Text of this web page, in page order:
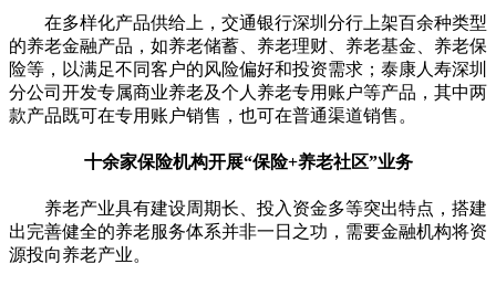
在多样化产品供给上，交通银行深圳分行上架百余种类型
的养老金融产品，如养老储蓄、养老理财、养老基金、养老保
险等，以满足不同客户的风险偏好和投资需求；泰康人寿深圳
分公司开发专属商业养老及个人养老专用账户等产品，其中两
款产品既可在专用账户销售，也可在普通渠道销售。
十余家保险机构开展“保险+养老社区”业务
养老产业具有建设周期长、投入资金多等突出特点，搭建
出完善健全的养老服务体系并非一日之功，需要金融机构将资
源投向养老产业。